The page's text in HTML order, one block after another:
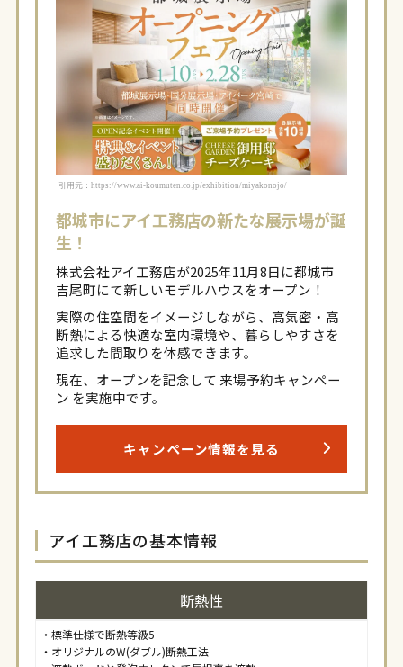
引用元：https://www.ai-koumuten.co.jp/exhibition/miyakonojo/
都城市にアイ工務店の新たな展示場が誕
生！
株式会社アイ工務店が2025年11月8日に都城市
吉尾町にて新しいモデルハウスをオープン！
実際の住空間をイメージしながら、高気密・高
断熱による快適な室内環境や、暮らしやすさを
追求した間取りを体感できます。
現在、オープンを記念して 来場予約キャンペー
ン を実施中です。
キャンペーン情報を見る
アイ工務店の基本情報
断熱性
・標準仕様で断熱等級5
・オリジナルのW(ダブル)断熱工法